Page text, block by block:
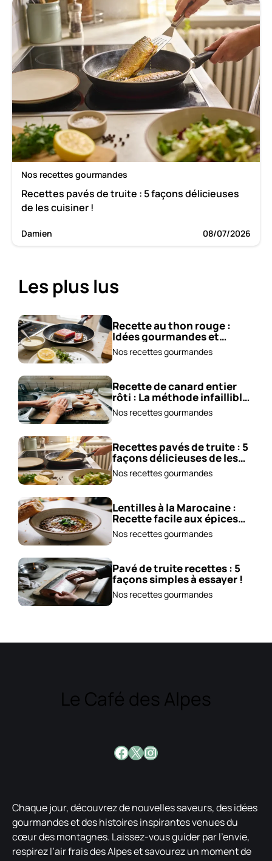
Nos recettes gourmandes
Recettes pavés de truite : 5 façons délicieuses
de les cuisiner !
Damien 08/07/2026
Les plus lus
Recette au thon rouge :
Idées gourmandes et
accompagnements !
Nos recettes gourmandes
Recette de canard entier
rôti : La méthode infaillible
!Nos recettes gourmandes
Recettes pavés de truite : 5
façons délicieuses de les
cuisiner !
Nos recettes gourmandes
Lentilles à la Marocaine :
Recette facile aux épices
et carottes!
Nos recettes gourmandes
Pavé de truite recettes : 5
façons simples à essayer !
Nos recettes gourmandes
Le Café des Alpes
Facebook
X Instagram
Chaque jour, découvrez de nouvelles saveurs, des idées
gourmandes et des histoires inspirantes venues du
cœur des montagnes. Laissez-vous guider par l’envie,
respirez l’air frais des Alpes et savourez un moment de